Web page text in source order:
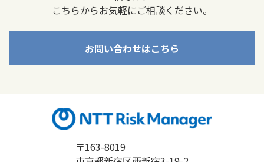
こちらからお気軽にご相談ください。
お問い合わせはこちら
〒163-8019